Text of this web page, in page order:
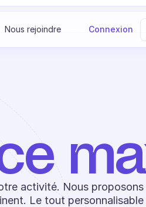
Nous rejoindre Connexion
activité. Nous
Le tout